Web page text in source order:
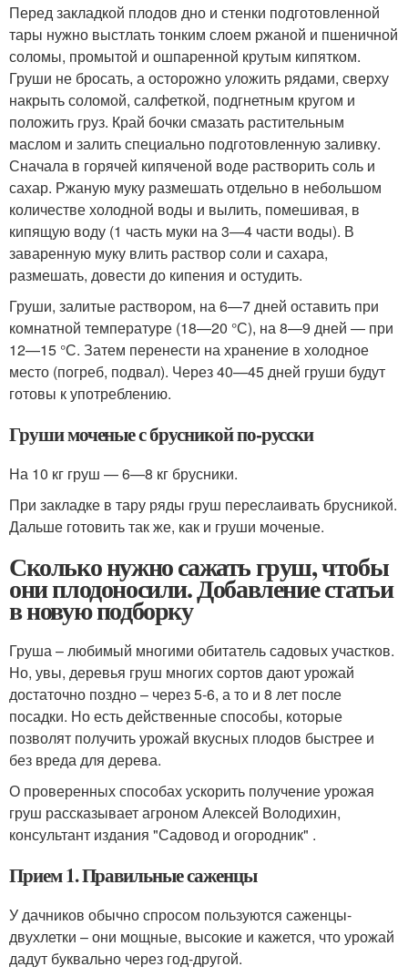
Перед закладкой плодов дно и стенки подготовленной
тары нужно выстлать тонким слоем ржаной и пшеничной
соломы, промытой и ошпаренной крутым кипятком.
Груши не бросать, а осторожно уложить рядами, сверху
накрыть соломой, салфеткой, подгнетным кругом и
положить груз. Край бочки смазать растительным
маслом и залить специально подготовленную заливку.
Сначала в горячей кипяченой воде растворить соль и
сахар. Ржаную муку размешать отдельно в небольшом
количестве холодной воды и вылить, помешивая, в
кипящую воду (1 часть муки на 3—4 части воды). В
заваренную муку влить раствор соли и сахара,
размешать, довести до кипения и остудить.
Груши, залитые раствором, на 6—7 дней оставить при
комнатной температуре (18—20 °С), на 8—9 дней — при
12—15 °С. Затем перенести на хранение в холодное
место (погреб, подвал). Через 40—45 дней груши будут
готовы к употреблению.
Груши моченые с брусникой по-русски
На 10 кг груш — 6—8 кг брусники.
При закладке в тару ряды груш переслаивать брусникой.
Дальше готовить так же, как и груши моченые.
Сколько нужно сажать груш, чтобы
они плодоносили. Добавление статьи
в новую подборку
Груша – любимый многими обитатель садовых участков.
Но, увы, деревья груш многих сортов дают урожай
достаточно поздно – через 5-6, а то и 8 лет после
посадки. Но есть действенные способы, которые
позволят получить урожай вкусных плодов быстрее и
без вреда для дерева.
О проверенных способах ускорить получение урожая
груш рассказывает агроном Алексей Володихин,
консультант издания "Садовод и огородник" .
Прием 1. Правильные саженцы
У дачников обычно спросом пользуются саженцы-
двухлетки – они мощные, высокие и кажется, что урожай
дадут буквально через год-другой.